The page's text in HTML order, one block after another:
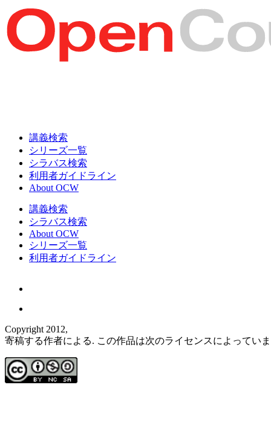
講義検索
シリーズ一覧
シラバス検索
利用者ガイドライン
About OCW
講義検索
シラバス検索
About OCW
シリーズ一覧
利用者ガイドライン
Copyright 2012,
寄稿する作者による. この作品は次のライセンスによってい